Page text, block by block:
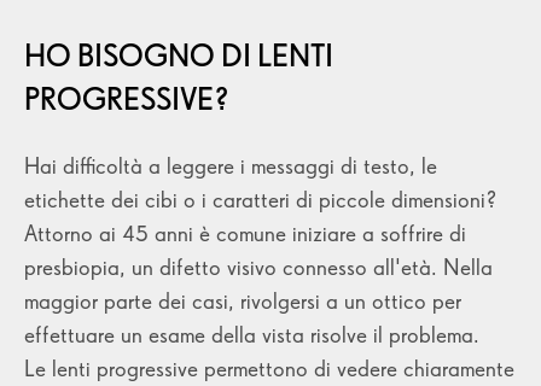
HO BISOGNO DI LENTI
PROGRESSIVE?
Hai difficoltà a leggere i messaggi di testo, le
etichette dei cibi o i caratteri di piccole dimensioni?
Attorno ai 45 anni è comune iniziare a soffrire di
presbiopia, un difetto visivo connesso all'età. Nella
maggior parte dei casi, rivolgersi a un ottico per
effettuare un esame della vista risolve il problema.
Le lenti progressive permettono di vedere chiaramente